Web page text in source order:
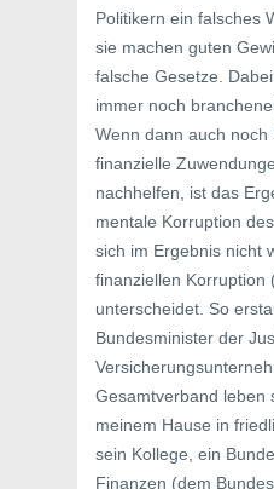
Politikern ein falsches
sie machen guten
falsche Gesetze.
immer noch
Wenn dann auch
finanzielle
nachhelfen, ist das
mentale Korruption
sich im Ergebnis nicht
finanziellen Korruption
unterscheidet. So
Bundesminister der
Gesamtverband leben
meinem Hause in
sein Kollege, ein
Finanzen (dem